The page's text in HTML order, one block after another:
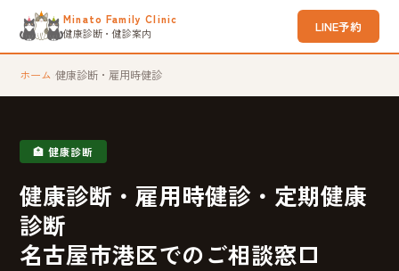
Minato Family Clinic
健康診断・健診案内
LINE予約
ホーム ›健康診断・雇用時健診
🏥 健康診断
健康診断・雇用時健診・定期健康
診断
名古屋市港区でのご相談窓口